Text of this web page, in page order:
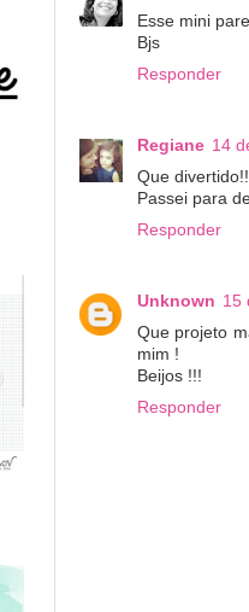
Esse mini
Bjs
Responder
Regiane 14
Que divertido!!
Passei para
Responder
Unknown 15
Que projeto
mim !
Beijos !!!
Responder